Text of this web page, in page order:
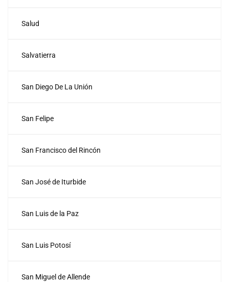
Salud
Salvatierra
San Diego De La Unión
San Felipe
San Francisco del Rincón
San José de Iturbide
San Luis de la Paz
San Luis Potosí
San Miguel de Allende